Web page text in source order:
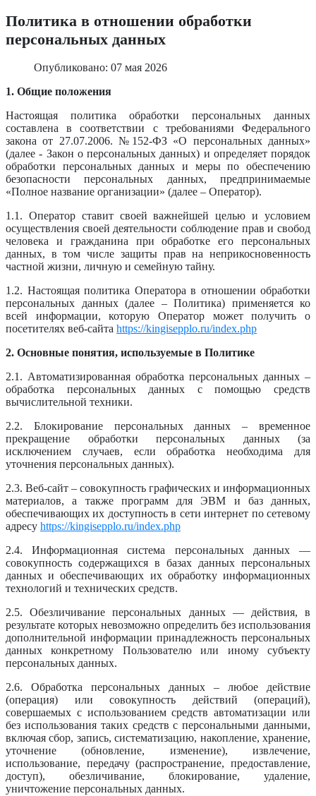
Политика в отношении обработки
персональных данных
Опубликовано: 07 мая 2026
1. Общие положения
Настоящая политика обработки персональных данных
составлена в соответствии с требованиями Федерального
закона от 27.07.2006. №152-ФЗ «О персональных данных»
(далее - Закон о персональных данных) и определяет порядок
обработки персональных данных и меры по обеспечению
безопасности персональных данных, предпринимаемые
«Полное название организации» (далее – Оператор).
1.1. Оператор ставит своей важнейшей целью и условием
осуществления своей деятельности соблюдение прав и свобод
человека и гражданина при обработке его персональных
данных, в том числе защиты прав на неприкосновенность
частной жизни, личную и семейную тайну.
1.2. Настоящая политика Оператора в отношении обработки
персональных данных (далее – Политика) применяется ко
всей информации, которую Оператор может получить о
посетителях веб-сайта https://kingisepplo.ru/index.php
2. Основные понятия, используемые в Политике
2.1. Автоматизированная обработка персональных данных –
обработка персональных данных с помощью средств
вычислительной техники.
2.2. Блокирование персональных данных – временное
прекращение обработки персональных данных (за
исключением случаев, если обработка необходима для
уточнения персональных данных).
2.3. Веб-сайт – совокупность графических и информационных
материалов, а также программ для ЭВМ и баз данных,
обеспечивающих их доступность в сети интернет по сетевому
адресу https://kingisepplo.ru/index.php
2.4. Информационная система персональных данных —
совокупность содержащихся в базах данных персональных
данных и обеспечивающих их обработку информационных
технологий и технических средств.
2.5. Обезличивание персональных данных — действия, в
результате которых невозможно определить без использования
дополнительной информации принадлежность персональных
данных конкретному Пользователю или иному субъекту
персональных данных.
2.6. Обработка персональных данных – любое действие
(операция) или совокупность действий (операций),
совершаемых с использованием средств автоматизации или
без использования таких средств с персональными данными,
включая сбор, запись, систематизацию, накопление, хранение,
уточнение (обновление, изменение), извлечение,
использование, передачу (распространение, предоставление,
доступ), обезличивание, блокирование, удаление,
уничтожение персональных данных.